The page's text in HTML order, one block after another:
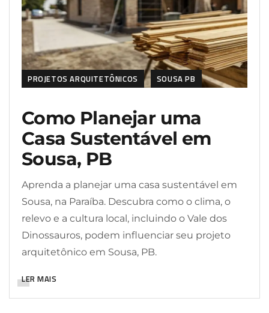
PROJETOS ARQUITETÔNICOS SOUSA PB
Como Planejar uma
Casa Sustentável em
Sousa, PB
Aprenda a planejar uma casa sustentável em
Sousa, na Paraíba. Descubra como o clima, o
relevo e a cultura local, incluindo o Vale dos
Dinossauros, podem influenciar seu projeto
arquitetônico em Sousa, PB.
LER MAIS